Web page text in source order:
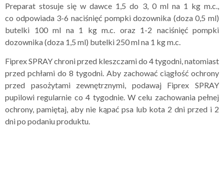
Preparat stosuje się w dawce 1,5 do 3, 0 ml na 1 kg m.c.,
co odpowiada 3-6 naciśnięć pompki dozownika (doza 0,5 ml)
butelki 100 ml na 1 kg m.c. oraz 1-2 naciśnięć pompki
dozownika (doza 1,5 ml) butelki 250 ml na 1 kg m.c.
Fiprex SPRAY chroni przed kleszczami do 4 tygodni, natomiast
przed pchłami do 8 tygodni. Aby zachować ciągłość ochrony
przed pasożytami zewnętrznymi, podawaj Fiprex SPRAY
pupilowi regularnie co 4 tygodnie. W celu zachowania pełnej
ochrony, pamiętaj, aby nie kąpać psa lub kota 2 dni przed i 2
dni po podaniu produktu.